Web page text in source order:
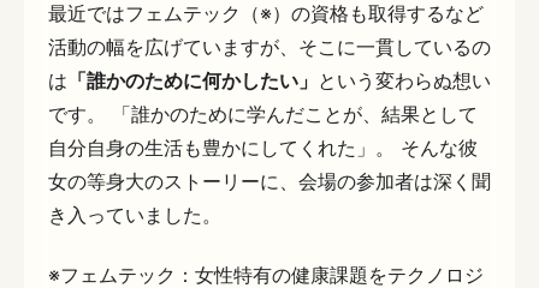
最近ではフェムテック（※）の資格も取得するなど
活動の幅を広げていますが、そこに一貫しているの
は 「誰かのために何かしたい」 という変わらぬ想い
です。 「誰かのために学んだことが、結果として
自分自身の生活も豊かにしてくれた」。 そんな彼
女の等身大のストーリーに、会場の参加者は深く聞
き入っていました。
※フェムテック：女性特有の健康課題をテクノロジ